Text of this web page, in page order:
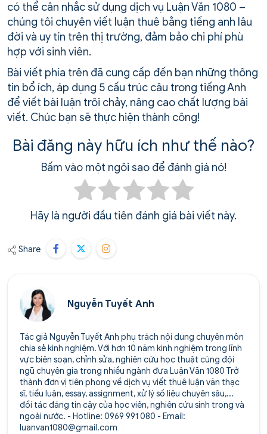
có thể cân nhắc sử dụng dịch vụ Luận Văn 1080 –
chúng tôi chuyên viết luận thuê bằng tiếng anh lâu
đời và uy tín trên thị trường, đảm bảo chi phí phù
hợp với sinh viên.
Bài viết phía trên đã cung cấp đến bạn những thông
tin bổ ích, áp dụng 5 cấu trúc câu trong tiếng Anh
để viết bài luận trôi chảy, nâng cao chất lượng bài
viết. Chúc bạn sẽ thực hiện thành công!
Bài đăng này hữu ích như thế nào?
Bấm vào một ngôi sao để đánh giá nó!
Hãy là người đầu tiên đánh giá bài viết này.
Share
Nguyễn Tuyết Anh
Tác giả Nguyễn Tuyết Anh phụ trách nội dung chuyên môn
chia sẻ kinh nghiệm. Với hơn 10 năm kinh nghiệm trong lĩnh
vực biên soạn, chỉnh sửa, nghiên cứu học thuật cùng đội
ngũ chuyên gia trong nhiều ngành đưa Luận Văn 1080 Trở
thành đơn vị tiên phong về dịch vụ viết thuê luận văn thạc
sĩ, tiểu luận, essay, assignment, xử lý số liệu chuyên sâu,...
đối tác đáng tin cậy của học viên, nghiên cứu sinh trong và
ngoài nước. - Hotline: 0969 991 080 - Email:
luanvan1080@gmail.com